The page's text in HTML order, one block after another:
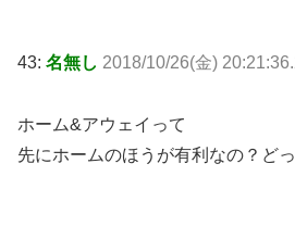
43: 名無し 2018/10/26(金)
ホーム&アウェイって
先にホームのほうが有利なの？ど